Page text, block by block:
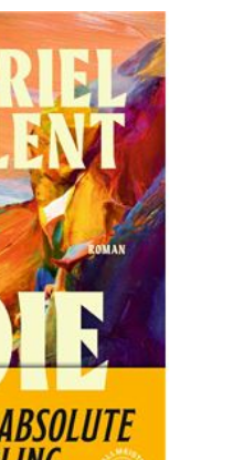
SUITE